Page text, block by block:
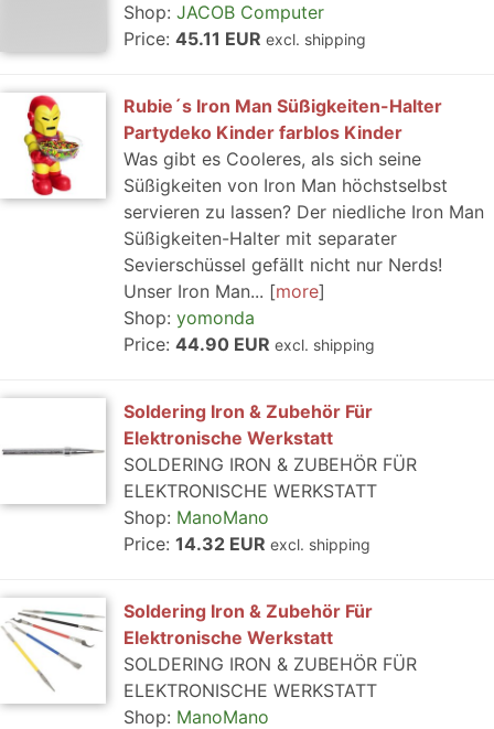
Shop: JACOB Computer
Price: 45.11 EUR excl. shipping
Rubie´s Iron Man Süßigkeiten-Halter
Partydeko Kinder farblos Kinder
Was gibt es Cooleres, als sich seine
Süßigkeiten von Iron Man höchstselbst
servieren zu lassen? Der niedliche Iron Man
Süßigkeiten-Halter mit separater
Sevierschüssel gefällt nicht nur Nerds!
Unser Iron Man...
more
Shop: yomonda
Price: 44.90 EUR excl. shipping
Soldering Iron & Zubehör Für
Elektronische Werkstatt
SOLDERING IRON & ZUBEHÖR FÜR
ELEKTRONISCHE WERKSTATT
Shop: ManoMano
Price: 14.32 EUR excl. shipping
Soldering Iron & Zubehör Für
Elektronische Werkstatt
SOLDERING IRON & ZUBEHÖR FÜR
ELEKTRONISCHE WERKSTATT
Shop: ManoMano